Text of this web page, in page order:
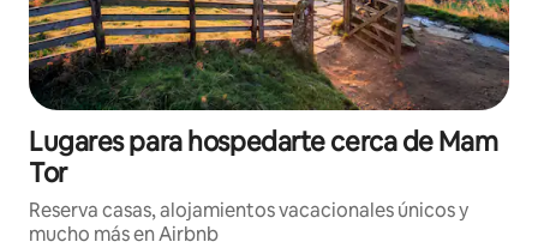
Lugares para hospedarte cerca de Mam
Tor
Reserva casas, alojamientos vacacionales únicos y
mucho más en Airbnb